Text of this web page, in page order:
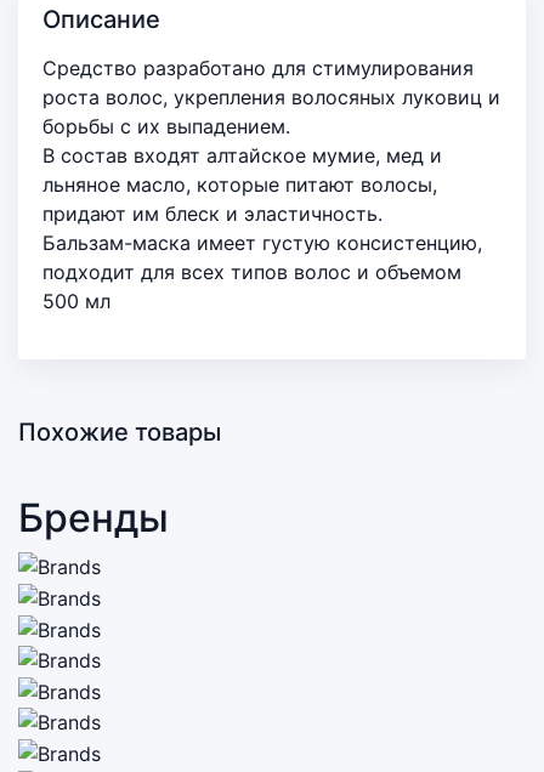
Описание
Средство разработано для стимулирования
роста волос, укрепления волосяных луковиц и
борьбы с их выпадением.
В состав входят алтайское мумие, мед и
льняное масло, которые питают волосы,
придают им блеск и эластичность.
Бальзам-маска имеет густую консистенцию,
подходит для всех типов волос и объемом
500 мл
Похожие товары
Бренды